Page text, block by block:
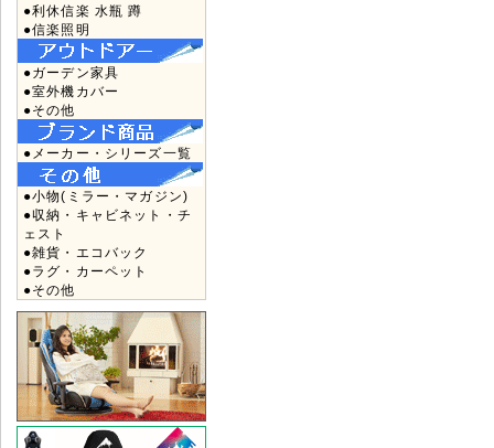
●利休信楽 水瓶 蹲
●信楽照明
●ガーデン家具
●室外機カバー
●その他
●メーカー・シリーズ一覧
●小物(ミラー・マガジン)
●収納・キャビネット・チ
ェスト
●雑貨・エコバック
●ラグ・カーペット
●その他